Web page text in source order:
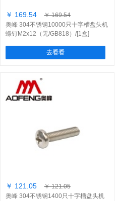
￥ 169.54
￥ 169.54
奥峰 304不锈钢10000只十字槽盘头机
螺钉M2x12（无/GB818）/[1盒]
去看看
￥ 121.05
￥ 121.05
奥峰 304不锈钢1400只十字槽盘头机